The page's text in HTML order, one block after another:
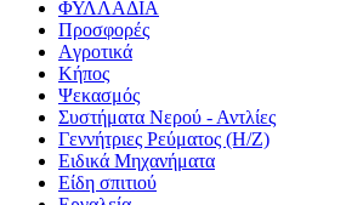
ΦΥΛΛΑΔΙΑ
Προσφορές
Aγροτικά
Κήπος
Ψεκασμός
Συστήματα Νερού - Αντλίες
Γεννήτριες Ρεύματος (Η/Ζ)
Ειδικά Μηχανήματα
Είδη σπιτιού